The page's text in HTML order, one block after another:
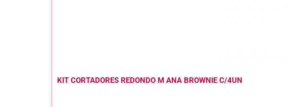
KIT CORTADORES REDONDO M ANA BROWNIE C/4UN